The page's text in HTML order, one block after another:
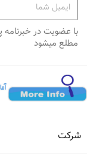
با عضویت در
مطلع میشود
شرکت